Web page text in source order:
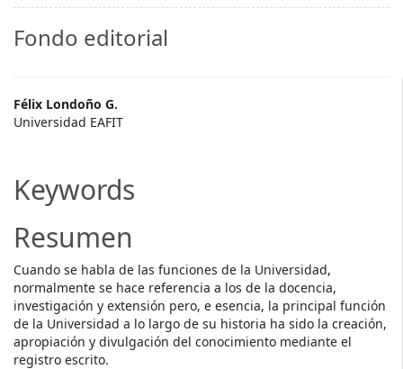
Fondo editorial
Main
Article
Félix Londoño G.
Universidad EAFIT
Keywords
Resumen
Cuando se habla de las funciones de la Universidad,
normalmente se hace referencia a los de la docencia,
investigación y extensión pero, e esencia, la principal función
de la Universidad a lo largo de su historia ha sido la creación,
apropiación y divulgación del conocimiento mediante el
registro escrito.